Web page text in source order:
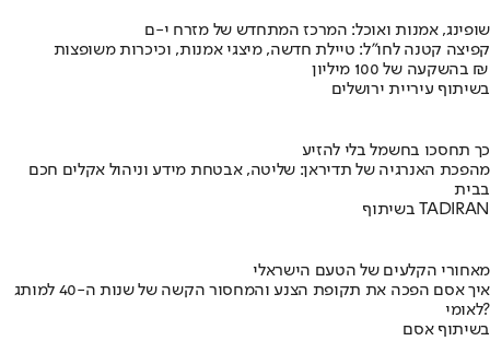
שופינג, אמנות ואוכל: המרכז המתחדש של מזרח י-ם
קפיצה קטנה לחו"ל: טיילת חדשה, מיצגי אמנות, וכיכרות משופצות
בהשקעה של 100 מיליון ₪
בשיתוף עיריית ירושלים
כך תחסכו בחשמל בלי להזיע
מהפכת האנרגיה של תדיראן: שליטה, אבטחת מידע וניהול אקלים חכם
בבית
בשיתוף TADIRAN
מאחורי הקלעים של הטעם הישראלי
איך אסם הפכה את תקופת הצנע והמחסור הקשה של שנות ה-40 למותג
לאומי?
בשיתוף אסם